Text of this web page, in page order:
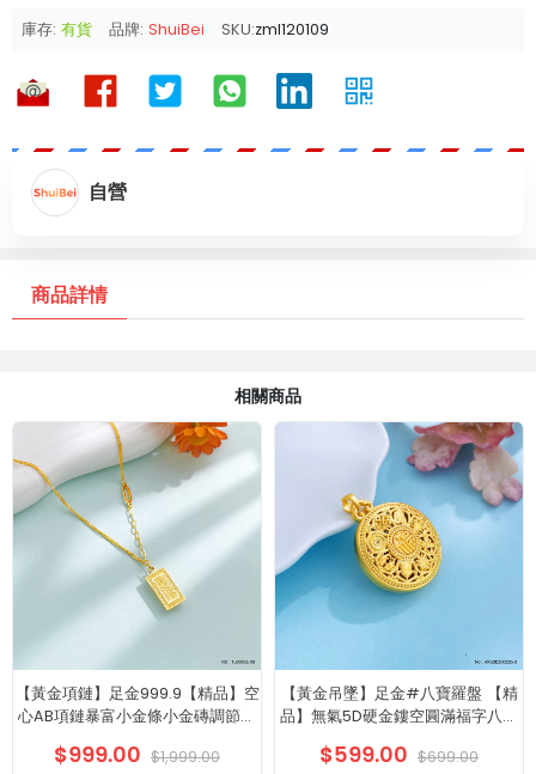
庫存: 有貨 品牌: ShuiBei SKU:zml120109
自營
商品詳情
相關商品
【黃金項鏈】足金999.9【精品】空
心AB項鏈暴富小金條小金磚調節套
$999.00 $1,999.00
【黃金吊墜】足金#八寶羅盤 【精
品】無氣5D硬金鏤空圓滿福字八方
$599.00 $699.00